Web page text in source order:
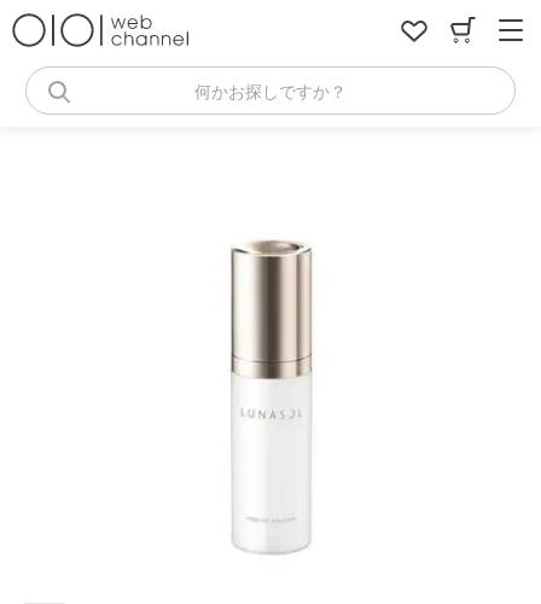
何かお探しですか？